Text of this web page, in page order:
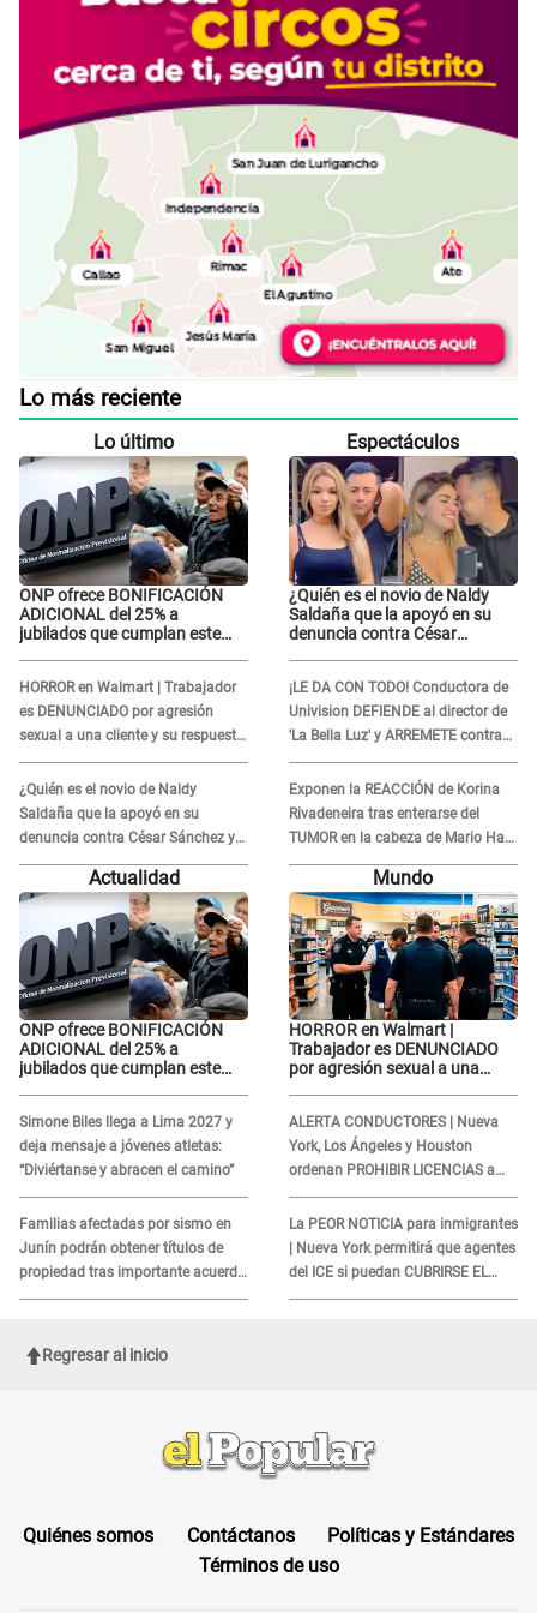
Lo más reciente
Lo último
ONP ofrece BONIFICACIÓN
ADICIONAL del 25% a
jubilados que cumplan este
HORROR en Walmart | Trabajador
es DENUNCIADO por agresión
sexual a una cliente y su respuesta
INDIGNÓ A TODOS
¿Quién es el novio de Naldy
Saldaña que la apoyó en su
denuncia contra César Sánchez y
confrontó al dueño de 'La Bella
Espectáculos
¿Quién es el novio de Naldy
Saldaña que la apoyó en su
denuncia contra César
¡LE DA CON TODO! Conductora de
Univision DEFIENDE al director de
'La Bella Luz' y ARREMETE contra
Naldy Saldaña: “Muchas
amantes...”
Exponen la REACCIÓN de Korina
Rivadeneira tras enterarse del
TUMOR en la cabeza de Mario Hart:
"Ella estaba muy..."
Actualidad
ONP ofrece BONIFICACIÓN
ADICIONAL del 25% a
jubilados que cumplan este
Simone Biles llega a Lima 2027 y
deja mensaje a jóvenes atletas:
“Diviértanse y abracen el camino”
Familias afectadas por sismo en
Junín podrán obtener títulos de
propiedad tras importante acuerdo
de Cofopri
Mundo
HORROR en Walmart |
Trabajador es DENUNCIADO
por agresión sexual a una
ALERTA CONDUCTORES | Nueva
York, Los Ángeles y Houston
ordenan PROHIBIR LICENCIAS a
quienes no presenten ESTE
DOCUMENTO
La PEOR NOTICIA para inmigrantes
| Nueva York permitirá que agentes
del ICE si puedan CUBRIRSE EL
ROSTRO
Regresar al inicio
Quiénes somos Contáctanos
Políticas y Estándares
Términos de uso